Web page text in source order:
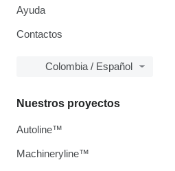
Ayuda
Contactos
Colombia / Español
Nuestros proyectos
Autoline™
Machineryline™